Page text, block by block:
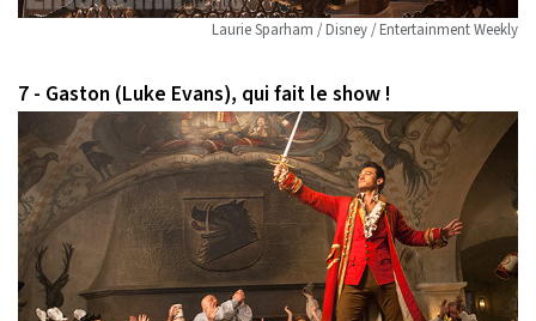
Laurie Sparham / Disney / Entertainment Weekly
7 - Gaston (Luke Evans), qui fait le show !